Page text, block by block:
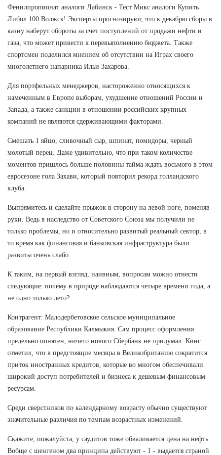
Фенилпропионат аналоги Лабинск - Тест Микс аналоги Купить
Либол 100 Волжск! Эксперты прогнозируют, что к декабрю сборы в
казну наберут обороты за счет поступлений от продажи нефти и
газа, что может привести к перевыполнению бюджета. Также
спортсмен поделился мнением об отсутствии на Играх своего
многолетнего напарника Ильи Захарова.
Для портфельных менеджеров, настороженно относящихся к
намеченным в Европе выборам, ухудшение отношений России и
Запада, а также санкции в отношении российских крупных
компаний не являются сдерживающими факторами.
Смешать 1 яйцо, сливочный сыр, шпинат, помидоры, черный
молотый перец. Даже удивительно, что при таком количестве
моментов пришлось больше половины тайма ждать восьмого в этом
евросезоне гола Захави, который повторил рекорд голландского
клуба.
Выпрямитесь и сделайте прыжок в сторону на левой ноге, поменяв
руки. Ведь в наследство от Советского Союза мы получили не
только проблемы, но и относительно развитый реальный сектор, в
то время как финансовая и банковская инфраструктура были
развиты очень слабо.
К таким, на первый взгляд, наивным, вопросам можно отнести
следующие: почему в природе наблюдаются четыре времени года, а
не одно только лето?
Контрагент: Малодербетовское сельское муниципальное
образование Республики Калмыкия. Сам процесс оформления
предельно понятен, ничего нового Сбербанк не придумал. Кинг
отметил, что в предстоящие месяцы в Великобританию сократится
приток иностранных кредитов, которые во многом обеспечивали
широкий доступ потребителей и бизнеса к дешевым финансовым
ресурсам.
Среди сверстников по календарному возрасту обычно существуют
значительные различия по темпам возрастных изменений.
Скажите, пожалуйста, у саудитов тоже обваливается цена на нефть.
Вобще с шенгеном два принципа действуют - 1 - выдается страной